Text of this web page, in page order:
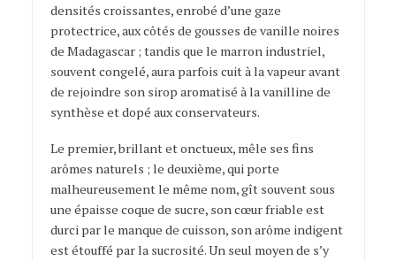
densités croissantes, enrobé d’une gaze
protectrice, aux côtés de gousses de vanille noires
de Madagascar ; tandis que le marron industriel,
souvent congelé, aura parfois cuit à la vapeur avant
de rejoindre son sirop aromatisé à la vanilline de
synthèse et dopé aux conservateurs.
Le premier, brillant et onctueux, mêle ses fins
arômes naturels ; le deuxième, qui porte
malheureusement le même nom, gît souvent sous
une épaisse coque de sucre, son cœur friable est
durci par le manque de cuisson, son arôme indigent
est étouffé par la sucrosité. Un seul moyen de s’y